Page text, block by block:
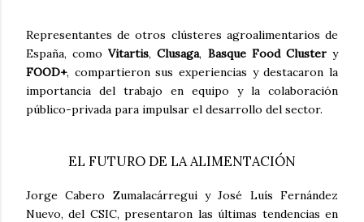
Representantes de otros clústeres agroalimentarios de
España, comoVitartis,Clusaga, Basque Food Clustery
FOOD+, compartieron sus experiencias y destacaron la
importancia del trabajo en equipo y la colaboración
público-privada para impulsar el desarrollo del sector.
EL FUTURO DE LA ALIMENTACIÓN
Jorge Cabero Zumalacárregui y José Luís Fernández
Nuevo, del CSIC, presentaron las últimas tendencias en